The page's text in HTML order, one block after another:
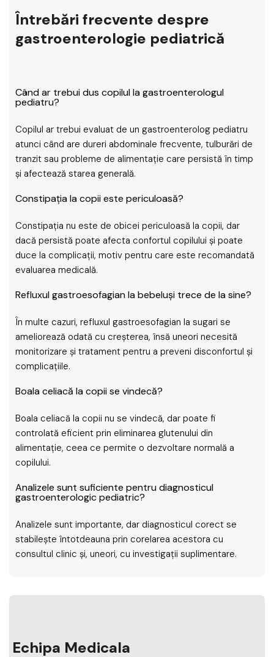
Întrebări frecvente despre
gastroenterologie pediatrică
Când ar trebui dus copilul la gastroenterologul
pediatru?
Copilul ar trebui evaluat de un gastroenterolog pediatru
atunci când are dureri abdominale frecvente, tulburări de
tranzit sau probleme de alimentație care persistă în timp
și afectează starea generală.
Constipația la copii este periculoasă?
Constipația nu este de obicei periculoasă la copii, dar
dacă persistă poate afecta confortul copilului și poate
duce la complicații, motiv pentru care este recomandată
evaluarea medicală.
Refluxul gastroesofagian la bebeluși trece de la sine?
În multe cazuri, refluxul gastroesofagian la sugari se
ameliorează odată cu creșterea, însă uneori necesită
monitorizare și tratament pentru a preveni disconfortul și
complicațiile.
Boala celiacă la copii se vindecă?
Boala celiacă la copii nu se vindecă, dar poate fi
controlată eficient prin eliminarea glutenului din
alimentație, ceea ce permite o dezvoltare normală a
copilului.
Analizele sunt suficiente pentru diagnosticul
gastroenterologic pediatric?
Analizele sunt importante, dar diagnosticul corect se
stabilește întotdeauna prin corelarea acestora cu
consultul clinic și, uneori, cu investigații suplimentare.
Echipa Medicala